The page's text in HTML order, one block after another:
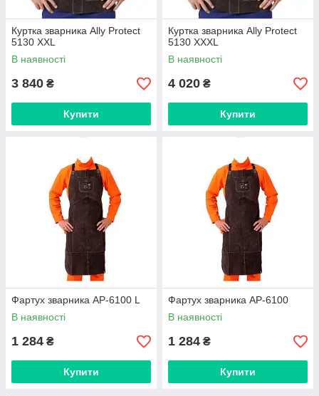
Куртка зварника Ally Protect
5130 XXL
В наявності
3 840 ₴
Купити
Куртка зварника Ally Protect
5130 XXXL
В наявності
4 020 ₴
Купити
Фартух зварника AP-6100 L
В наявності
1 284 ₴
Купити
Фартух зварника AP-6100
В наявності
1 284 ₴
Купити